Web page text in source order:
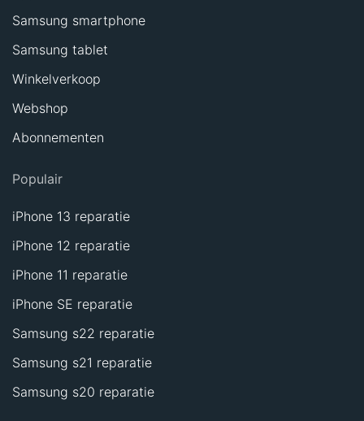
Samsung smartphone
Samsung tablet
Winkelverkoop
Webshop
Abonnementen
Populair
iPhone 13 reparatie
iPhone 12 reparatie
iPhone 11 reparatie
iPhone SE reparatie
Samsung s22 reparatie
Samsung s21 reparatie
Samsung s20 reparatie